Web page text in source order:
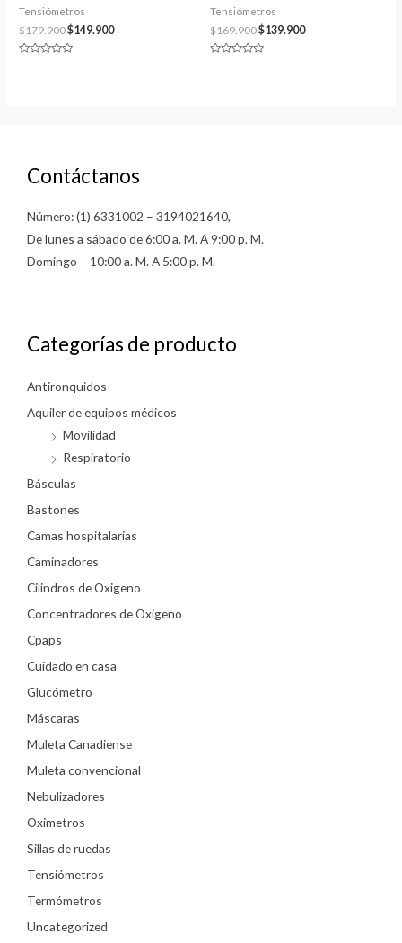
Tensiómetros
$179.900$149.900
Tensiómetros
$169.900$139.900
Contáctanos
Número: (1) 6331002 – 3194021640,
De lunes a sábado de 6:00 a. M. A 9:00 p. M.
Domingo – 10:00 a. M. A 5:00 p. M.
Categorías de producto
Antironquidos
Aquiler de equipos médicos
Movilidad
Respiratorio
Básculas
Bastones
Camas hospitalarias
Caminadores
Cilindros de Oxigeno
Concentradores de Oxigeno
Cpaps
Cuidado en casa
Glucómetro
Máscaras
Muleta Canadiense
Muleta convencional
Nebulizadores
Oximetros
Sillas de ruedas
Tensiómetros
Termómetros
Uncategorized